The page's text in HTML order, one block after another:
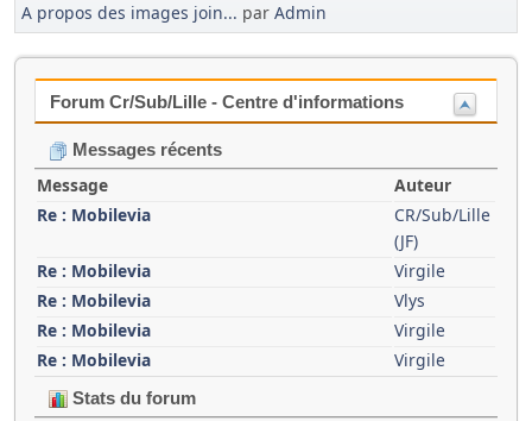
A propos des images join... par Admin
Forum Cr/Sub/Lille - Centre d'informations
Messages récents
Message
Auteur
Re : Mobilevia
CR/Sub/Lille
(JF)
Re : Mobilevia
Virgile
Re : Mobilevia
Vlys
Re : Mobilevia
Virgile
Re : Mobilevia
Virgile
Stats du forum